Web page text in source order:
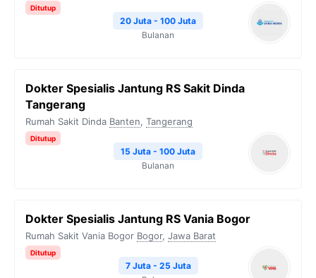
Ditutup
20 Juta - 100 Juta
Bulanan
Dokter Spesialis Jantung RS Sakit Dinda
Tangerang
Rumah Sakit Dinda Banten, Tangerang
Ditutup
15 Juta - 100 Juta
Bulanan
Dokter Spesialis Jantung RS Vania Bogor
Rumah Sakit Vania Bogor Bogor, Jawa Barat
Ditutup
7 Juta - 25 Juta